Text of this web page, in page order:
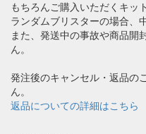
もちろんご購入いただくキッ
ランダムブリスターの場合、
また、発送中の事故や商品開
ん。
発注後のキャンセル・返品の
ん。
返品についての詳細はこちら